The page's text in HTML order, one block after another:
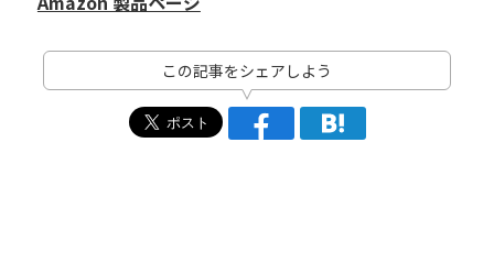
この記事をシェアしよう